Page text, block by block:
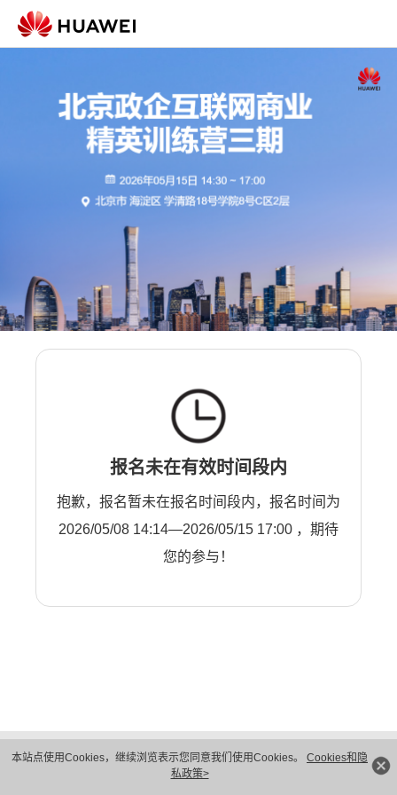
本站点使用Cookies，继续浏览表示您同意我们使用Cookies。 Cookies和隐
私政策>
报名未在有效时间段内
抱歉，报名暂未在报名时间段内，报名时间为
2026/05/08 14:14—2026/05/15 17:00 ，期待
您的参与！
隐私保护
法律声明